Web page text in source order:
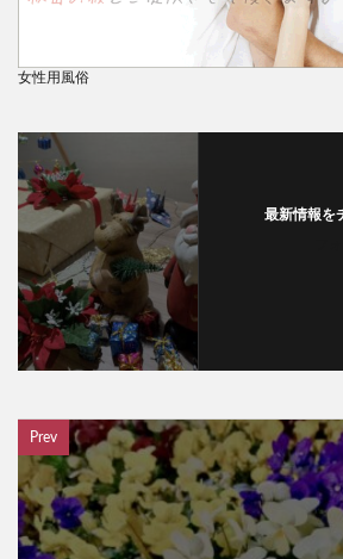
女性用風俗
最新情報を
Prev